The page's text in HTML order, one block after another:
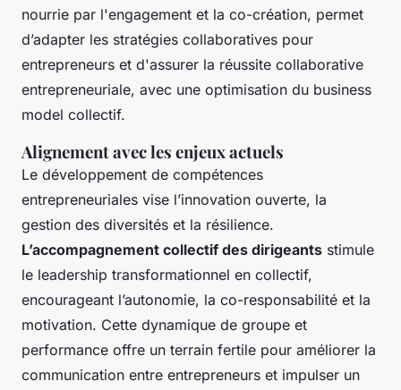
nourrie par l'engagement et la co-création, permet
d’adapter les stratégies collaboratives pour
entrepreneurs et d'assurer la réussite collaborative
entrepreneuriale, avec une optimisation du business
model collectif.
Alignement avec les enjeux actuels
Le développement de compétences
entrepreneuriales vise l’innovation ouverte, la
gestion des diversités et la résilience.
L’accompagnement collectif des dirigeants stimule
le leadership transformationnel en collectif,
encourageant l’autonomie, la co-responsabilité et la
motivation. Cette dynamique de groupe et
performance offre un terrain fertile pour améliorer la
communication entre entrepreneurs et impulser un